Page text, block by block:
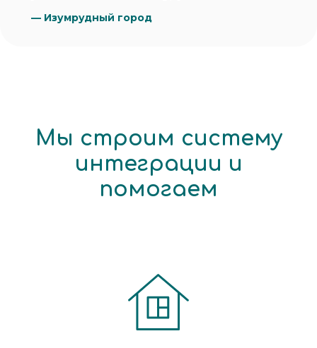
— Изумрудный город
Мы строим систему
интеграции и
помогаем